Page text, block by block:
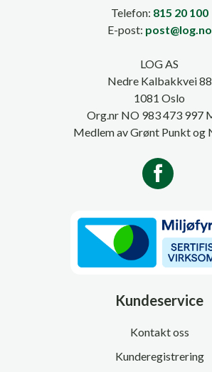
Telefon: 815 20 100
E-post: post@log.no
LOG AS
Nedre Kalbakkvei 88
1081 Oslo
Org.nr NO 983 473 997
Medlem av Grønt Punkt og
Kundeservice
Kontakt oss
Kunderegistrering